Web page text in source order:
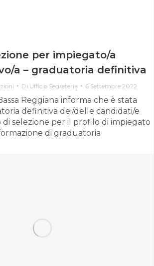
per impiegato/a
a – graduatoria definitiva
Di Ufficio Segreteria 6 Settembre 2022
Reggiana informa che è stata
definitiva dei/delle candidati/e
di selezione per il profilo di impiegato
di graduatoria